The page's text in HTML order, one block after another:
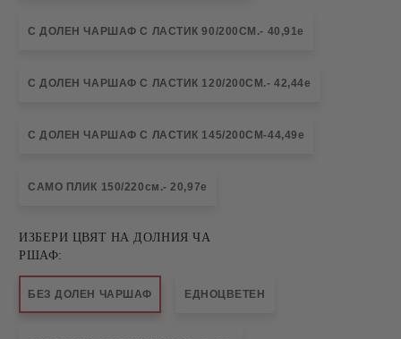
С ДОЛЕН ЧАРШАФ С ЛАСТИК 90/200СМ.- 40,91е
С ДОЛЕН ЧАРШАФ С ЛАСТИК 120/200СМ.- 42,44е
С ДОЛЕН ЧАРШАФ С ЛАСТИК 145/200СМ-44,49е
САМО ПЛИК 150/220см.- 20,97е
ИЗБЕРИ ЦВЯТ НА ДОЛНИЯ ЧА
РШАФ:
БЕЗ ДОЛЕН ЧАРШАФ ЕДНОЦВЕТЕН